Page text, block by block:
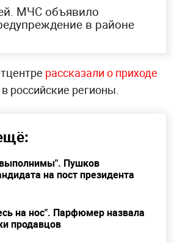
МЧС объявило
в районе
рассказали о приходе
российские регионы.
Пушков
на пост президента
на нос". Парфюмер назвала
продавцов